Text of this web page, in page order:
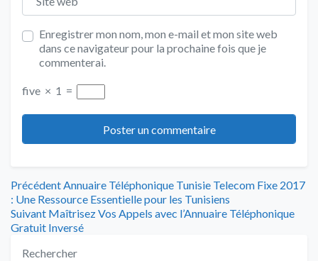
Enregistrer mon nom, mon e-mail et mon site web
dans ce navigateur pour la prochaine fois que je
commenterai.
five × 1 =
Navigation
de
l’article
Précédent Article
précédent
:
Annuaire Téléphonique Tunisie Telecom Fixe 2017
: Une Ressource Essentielle pour les Tunisiens
Suivant Article
suivant
Maîtrisez Vos Appels avec l’Annuaire Téléphonique
Gratuit Inversé
Rechercher